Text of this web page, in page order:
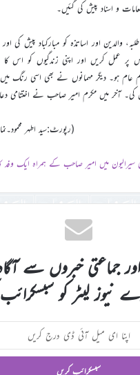
و اسناد پیش کی گئیں۔
والدین اور اساتذہ کو مبارکباد پیش کی
عمل کریں اور اپنی زندگیوں کو اس کا
ہو۔ دیگر مہمانوں نے بھی اسی رنگ
کی۔ آخر میں مکرم امیر صاحب نے اختتامی
(رپورٹ:سید اطہر
سیرالیون میں امیر صاحب کے ہمراہ ایک وفد
جماعتی خبروں سے
نیوز لیٹر کو